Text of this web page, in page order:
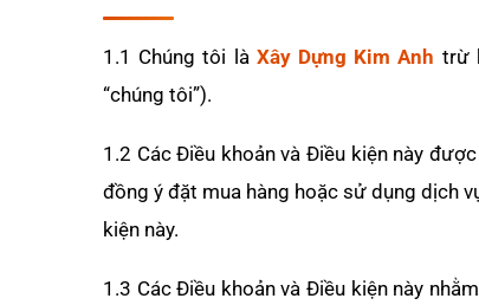
1.1 Chúng tôi là Xây Dựng Kim Anh trừ
“chúng tôi”).
1.2 Các Điều khoản và Điều kiện này
đồng ý đặt mua hàng hoặc sử dụng dịch
kiện này.
1.3 Các Điều khoản và Điều kiện này